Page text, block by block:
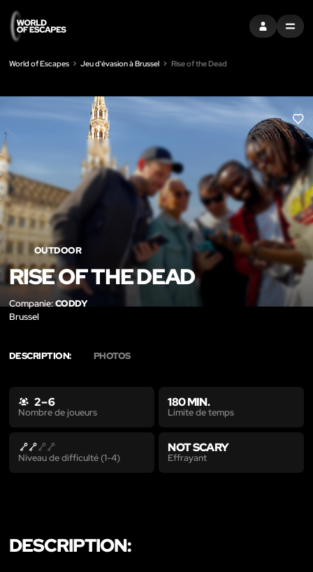
S'INSCRIREMENU
World of Escapes Jeu d'évasion à Brussel Rise of the Dead
LIKE
OUTDOOR
RISE OF THE DEAD
Companie:CODDY
Brussel
DESCRIPTION: PHOTOS
2 – 6
Nombre de joueurs
180 MIN.
Limite de temps
Niveau de difficulté (1-4)
NOT SCARY
Effrayant
DESCRIPTION: